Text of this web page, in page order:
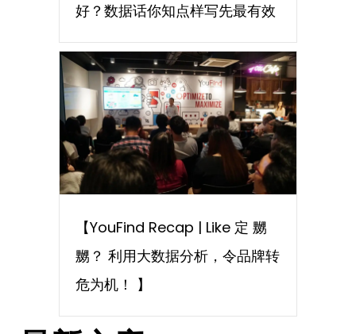
好？数据话你知点样写先最有效
【YouFind Recap | Like 定 嬲
嬲？ 利用大数据分析，令品牌转
危为机！ 】